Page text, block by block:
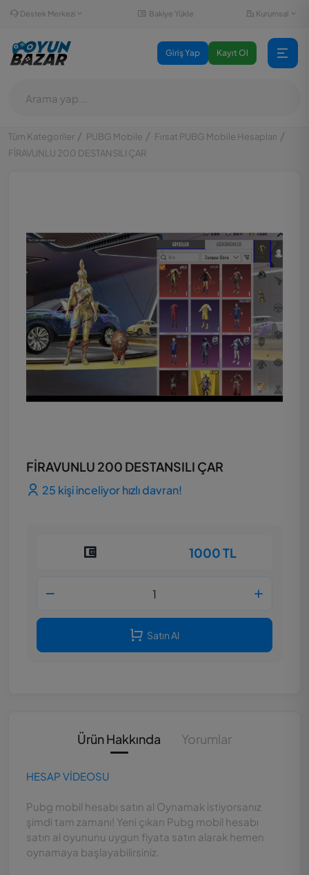
Destek Merkezi Bakiye Yükle Kurumsal
Giriş Yap Kayıt Ol
Tüm Kategoriler PUBG Mobile
Fırsat PUBG Mobile Hesapları
FİRAVUNLU 200 DESTANSILI ÇAR
FİRAVUNLU 200 DESTANSILI ÇAR
25 kişi inceliyor hızlı davran!
1000 TL
Satın Al
Ürün Hakkında Yorumlar
HESAP VİDEOSU
Pubg mobil hesabı satın al Oynamak istiyorsanız
şimdi tam zamanı! Yeni çıkan Pubg mobil hesabı
satın al oyununu uygun fiyata satın alarak hemen
oynamaya başlayabilirsiniz.